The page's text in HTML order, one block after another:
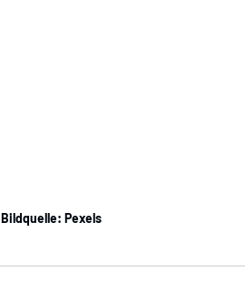
Bildquelle: Pexels